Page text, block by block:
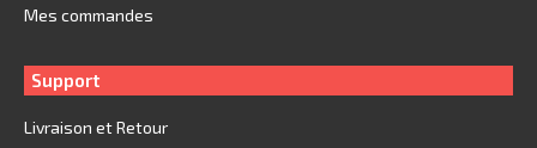
Mes commandes
Support
Livraison et Retour